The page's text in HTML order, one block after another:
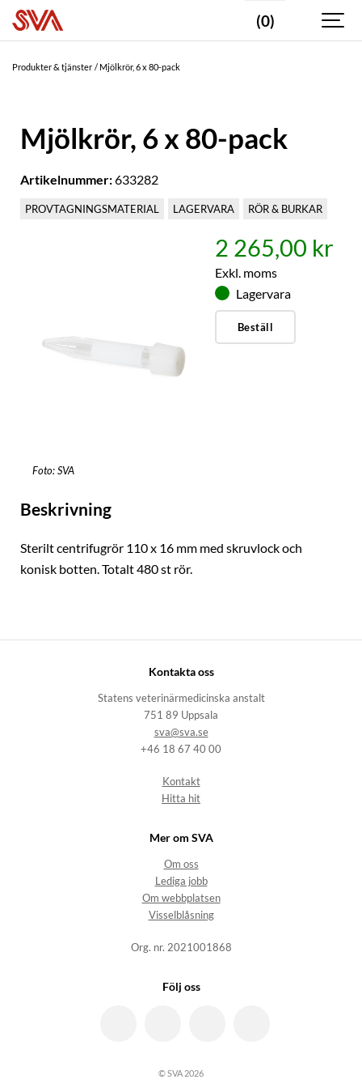
(0)
Produkter & tjänster Mjölkrör, 6 x 80-pack
Mjölkrör, 6 x 80-pack
Artikelnummer:633282
PROVTAGNINGSMATERIAL LAGERVARA RÖR & BURKAR
Foto: SVA
2 265,00 kr
Exkl. moms
Lagervara
Beställ
Beskrivning
Sterilt centrifugrör 110 x 16 mm med skruvlock och
konisk botten. Totalt 480 st rör.
Kontakta oss
Statens veterinärmedicinska anstalt
751 89 Uppsala
sva@sva.se
+46 18 67 40 00
Kontakt
Hitta hit
Mer om SVA
Om oss
Lediga jobb
Om webbplatsen
Visselblåsning
Org. nr. 2021001868
Följ oss
© SVA 2026